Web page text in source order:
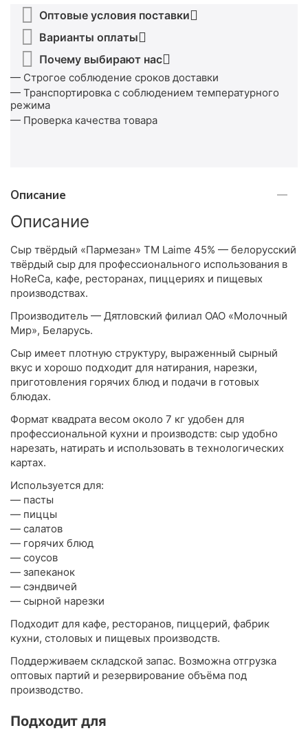
Оптовые условия поставки
Варианты оплаты
Почему выбирают нас
— Строгое соблюдение сроков доставки
— Транспортировка с соблюдением температурного
режима
— Проверка качества товара
Описание
Описание
Сыр твёрдый «Пармезан» ТМ Laime 45% — белорусский
твёрдый сыр для профессионального использования в
HoReCa, кафе, ресторанах, пиццериях и пищевых
производствах.
Производитель — Дятловский филиал ОАО «Молочный
Мир», Беларусь.
Сыр имеет плотную структуру, выраженный сырный
вкус и хорошо подходит для натирания, нарезки,
приготовления горячих блюд и подачи в готовых
блюдах.
Формат квадрата весом около 7 кг удобен для
профессиональной кухни и производств: сыр удобно
нарезать, натирать и использовать в технологических
картах.
Используется для:
— пасты
— пиццы
— салатов
— горячих блюд
— соусов
— запеканок
— сэндвичей
— сырной нарезки
Подходит для кафе, ресторанов, пиццерий, фабрик
кухни, столовых и пищевых производств.
Поддерживаем складской запас. Возможна отгрузка
оптовых партий и резервирование объёма под
производство.
Подходит для